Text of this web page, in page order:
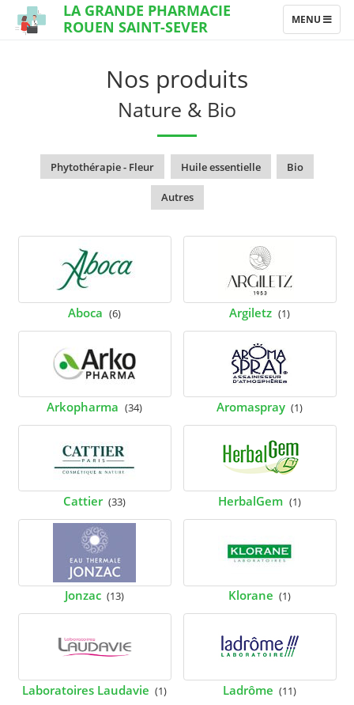
LA GRANDE PHARMACIE
ROUEN SAINT-SEVER
TOGGLE
NAVIGATION
MENU
Nos produits
Nature & Bio
Phytothérapie - Fleur Huile essentielle Bio
Autres
Aboca (6) Argiletz (1)
Arkopharma (34) Aromaspray (1)
Cattier (33) HerbalGem (1)
Jonzac (13) Klorane (1)
Laboratoires Laudavie (1) Ladrôme (11)